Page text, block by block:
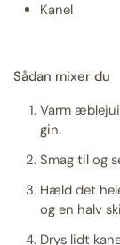
Kanel
Sådan mixer du
Varm
gin.
Smag til og
Hæld det
og en halv
Drys lidt